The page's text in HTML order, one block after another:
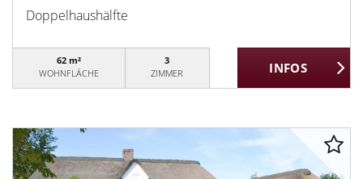
Doppelhaushälfte
62 m²
WOHNFLÄCHE
3
ZIMMER